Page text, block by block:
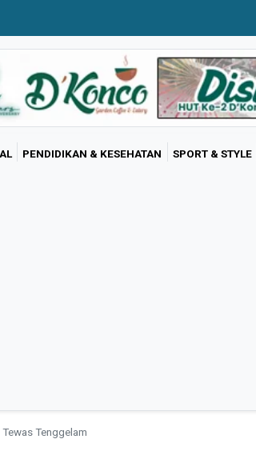
PENDIDIKAN & KESEHATAN SPORT & STYLE
Tenggelam